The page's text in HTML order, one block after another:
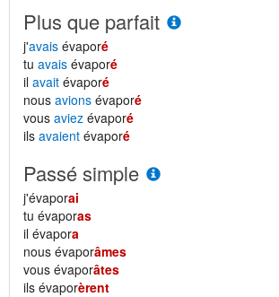
Plus que parfait
j'avais évaporé
tu avais évaporé
il avait évaporé
nous avions évaporé
vous aviez évaporé
ils avaient évaporé
Passé simple
j'évaporai
tu évaporas
il évapora
nous évaporâmes
vous évaporâtes
ils évaporèrent